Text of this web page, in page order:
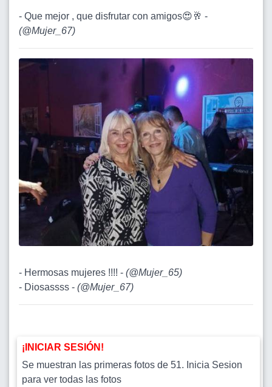
- Que mejor , que disfrutar con amigos😍🥂 -
(@Mujer_67)
- Hermosas mujeres !!!! - (@Mujer_65)
- Diosassss - (@Mujer_67)
¡INICIAR SESIÓN!
Se muestran las primeras fotos de 51. Inicia Sesion
para ver todas las fotos